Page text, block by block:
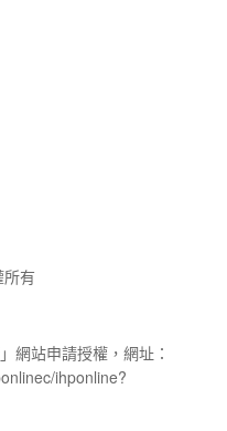
有
網站申請授權，網址：
ihponline?